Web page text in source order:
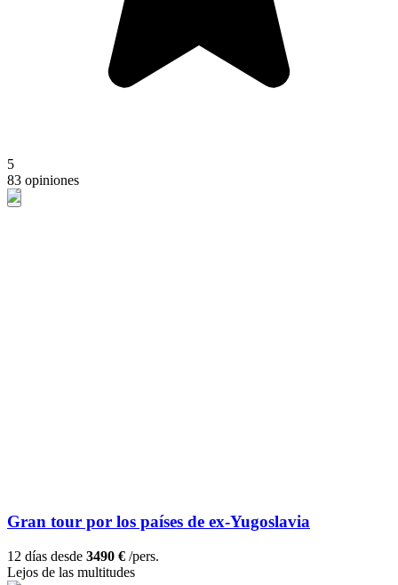
5
83 opiniones
Gran tour por los países de ex-Yugoslavia
12 días desde 3490 € /pers.
Lejos de las multitudes